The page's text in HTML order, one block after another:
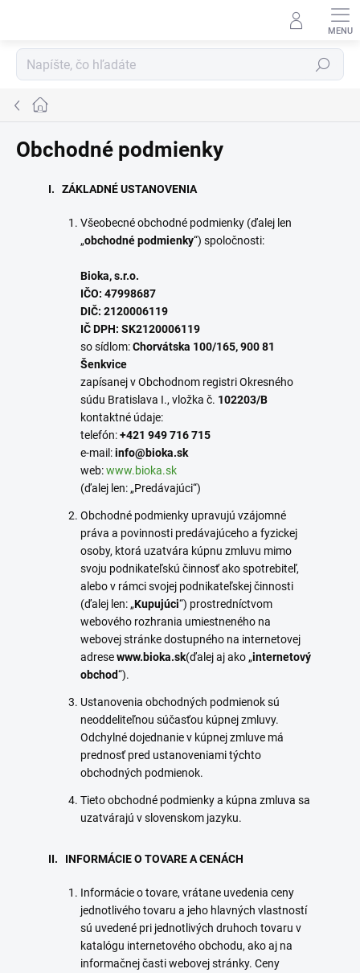
Hľadať
Domov
Obchodné podmienky
I. ZÁKLADNÉ USTANOVENIA
Všeobecné obchodné podmienky (ďalej len
„obchodné podmienky“) spoločnosti:
Bioka, s.r.o.
IČO: 47998687
DIČ: 2120006119
IČ DPH: SK2120006119
so sídlom:Chorvátska 100/165, 900 81
Šenkvice
zapísanej v Obchodnom registri Okresného
súdu Bratislava I., vložka č. 102203/B
kontaktné údaje:
telefón:+421 949 716 715
e-mail:info@bioka.sk
web:www.bioka.sk
(ďalej len: „Predávajúci“)
Obchodné podmienky upravujú vzájomné
práva a povinnosti predávajúceho a fyzickej
osoby, ktorá uzatvára kúpnu zmluvu mimo
svoju podnikateľskú činnosť ako spotrebiteľ,
alebo v rámci svojej podnikateľskej činnosti
(ďalej len: „Kupujúci“) prostredníctvom
webového rozhrania umiestneného na
webovej stránke dostupného na internetovej
adresewww.bioka.sk(ďalej aj ako „internetový
obchod“).
Ustanovenia obchodných podmienok sú
neoddeliteľnou súčasťou kúpnej zmluvy.
Odchylné dojednanie v kúpnej zmluve má
prednosť pred ustanoveniami týchto
obchodných podmienok.
Tieto obchodné podmienky a kúpna zmluva sa
uzatvárajú v slovenskom jazyku.
II. INFORMÁCIE O TOVARE A CENÁCH
Informácie o tovare, vrátane uvedenia ceny
jednotlivého tovaru a jeho hlavných vlastností
sú uvedené pri jednotlivých druhoch tovaru v
katalógu internetového obchodu, ako aj na
informačnej časti webovej stránky. Ceny